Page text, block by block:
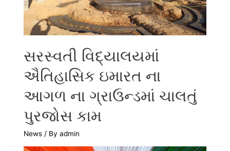
સરસ્વતી વિદ્યાલયમાં
ઐતિહાસિક ઇમારત ના
આગળ ના ગ્રાઉન્ડમાં ચાલતું
પુરજોસ કામ
News / Byadmin